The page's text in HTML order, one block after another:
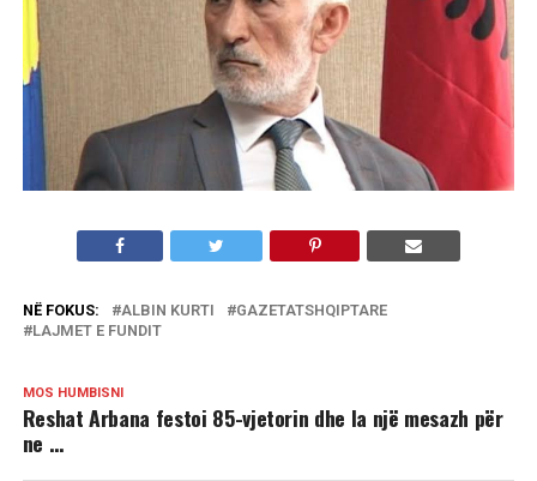
NË FOKUS: ALBIN KURTI
GAZETATSHQIPTARE
LAJMET E FUNDIT
MOS HUMBISNI
Reshat Arbana festoi 85-vjetorin dhe la një mesazh për
ne …